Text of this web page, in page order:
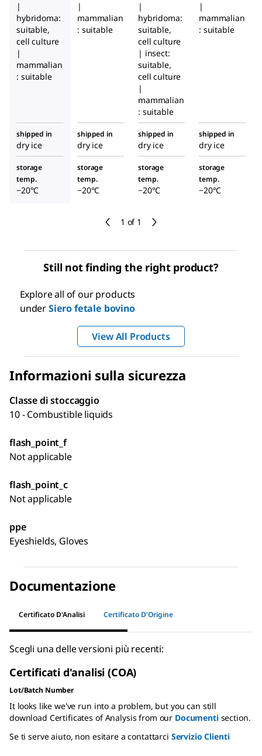
1 of 1
|
hybridoma:
suitable,
cell culture
|
mammalian
: suitable
|
mammalian
: suitable
|
hybridoma:
suitable,
cell culture
| insect:
suitable,
cell culture
|
mammalian
: suitable
|
mammalian
: suitable
shipped in
dry ice
shipped in
dry ice
shipped in
dry ice
shipped in
dry ice
storage
temp.
−20°C
storage
temp.
−20°C
storage
temp.
−20°C
storage
temp.
−20°C
Still not finding the right product?
Explore all of our products
underSiero fetale bovino
View All Products
Informazioni sulla sicurezza
Classe di stoccaggio
10 - Combustible liquids
flash_point_f
Not applicable
flash_point_c
Not applicable
ppe
Eyeshields, Gloves
Documentazione
Certificato D'Analisi Certificato D'Origine
Scegli una delle versioni più recenti:
Certificati d'analisi (COA)
Lot/Batch Number
It looks like we've run into a problem, but you can still
download Certificates of Analysis from our Documentisection.
Se ti serve aiuto, non esitare a contattarci Servizio Clienti